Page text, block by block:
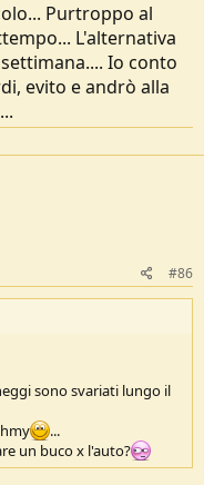
Purtroppo al
L'alternativa
Io conto
evito e andrò alla
#86
sono svariati lungo il
...
un buco x l'auto?